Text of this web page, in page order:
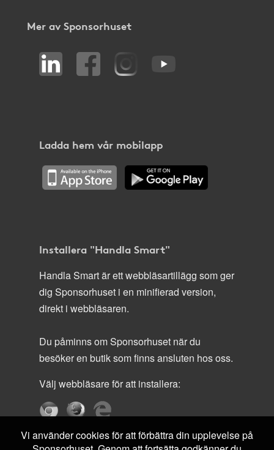
Mer av Sponsorhuset
Ladda hem vår mobilapp
Installera "Handla Smart"
Handla Smart är ett webbläsartillägg som ger
dig Sponsorhuset i en minifierad version,
direkt i webbläsaren.
Du påminns om Sponsorhuset när du
besöker en butik som finns ansluten hos oss.
Välj webbläsare för att installera:
Vi använder cookies för att förbättra din upplevelse på